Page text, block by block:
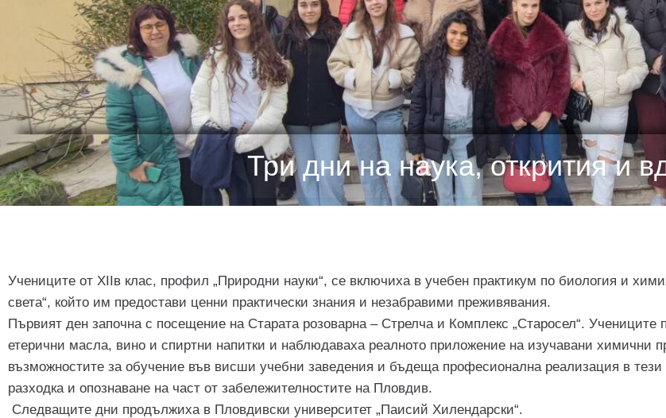
Три дни на наука, открития и
Учениците от XIIв клас, профил „Природни науки“, се включиха в учебен практикум по биология и
света“, който им предостави ценни практически знания и незабравими преживявания.
Първият ден започна с посещение на Старата розоварна – Стрелча и Комплекс „Старосел“. Учениците
етерични масла, вино и спиртни напитки и наблюдаваха реалното приложение на изучавани химични
възможностите за обучение във висши учебни заведения и бъдеща професионална реализация в
разходка и опознаване на част от забележителностите на Пловдив.
Следващите дни продължиха в Пловдивски университет „Паисий Хилендарски“.